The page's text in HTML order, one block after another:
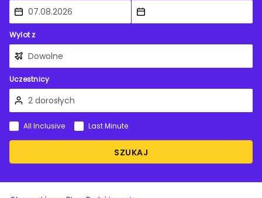
Wylot z
Uczestnicy
SZUKAJ
All Inclusive Last Minute